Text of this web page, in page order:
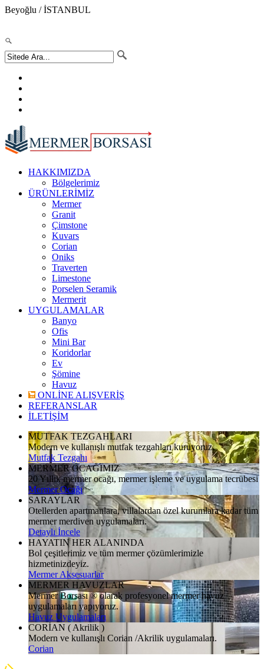
Beyoğlu / İSTANBUL
HAKKIMIZDA
Bölgelerimiz
ÜRÜNLERİMİZ
Mermer
Granit
Çimstone
Kuvars
Corian
Oniks
Traverten
Limestone
Porselen Seramik
Mermerit
UYGULAMALAR
Banyo
Ofis
Mini Bar
Koridorlar
Ev
Şömine
Havuz
ONLİNE ALIŞVERİŞ
REFERANSLAR
İLETİŞİM
MUTFAK TEZGAHLARI
Modern ve kullanışlı mutfak tezgahları kuruyoruz.
Mutfak Tezgahı
MERMER OCAĞIMIZ
20 Yıllık mermer ocağı, mermer işleme ve uygulama tecrübesi
Mermer Ocağı
SARAYLAR
Otellerden apartmanlara, villalardan özel kurumlara kadar tüm
mermer merdiven uygulamaları.
Detaylı İncele
HAYATIN HER ALANINDA
Bol çeşitlerimiz ve tüm mermer çözümlerimizle
hizmetinizdeyiz.
Mermer Aksesuarlar
MERMER HAVUZLAR
Mermer Borsası ® olarak profesyonel mermer havuz
uygulamaları yapıyoruz.
Havuz Uygulamaları
CORİAN ( Akrilik )
Modern ve kullanışlı Corian /Akrilik uygulamaları.
Corian